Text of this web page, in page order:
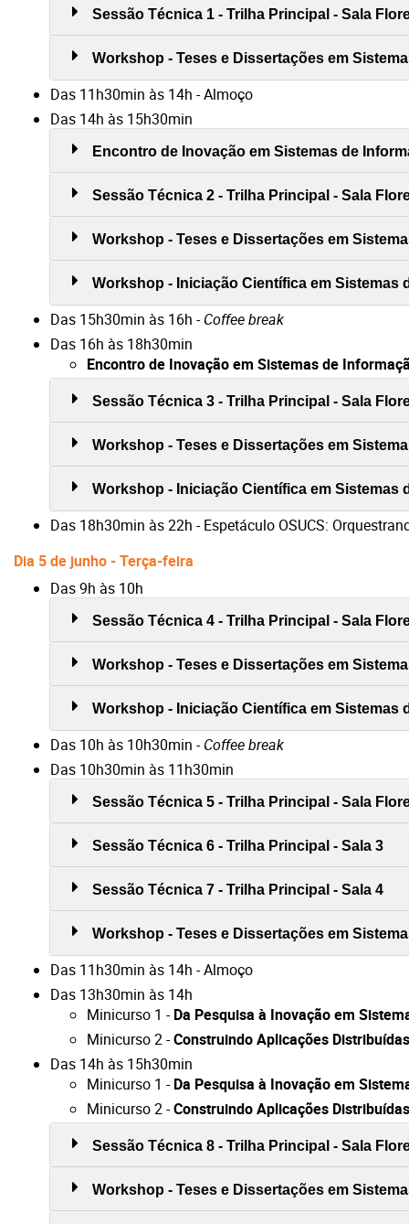
Sessão Técnica 1 - Trilha Principal - Sala
Workshop - Teses e Dissertações em
Das 11h30min às 14h - Almoço
Das 14h às 15h30min
Encontro de Inovação em Sistemas de
Sessão Técnica 2 - Trilha Principal - Sala
Workshop - Teses e Dissertações em
Workshop - Iniciação Científica em Sistemas
Das 15h30min às 16h -Coffee break
Das 16h às 18h30min
Encontro de Inovação em Sistemas de
Sessão Técnica 3 - Trilha Principal - Sala
Workshop - Teses e Dissertações em
Workshop - Iniciação Científica em Sistemas
Das 18h30min às 22h - Espetáculo OSUCS:
Dia 5 de junho - Terça-feira
Das 9h às 10h
Sessão Técnica 4 - Trilha Principal - Sala
Workshop - Teses e Dissertações em
Workshop - Iniciação Científica em Sistemas
Das 10h às 10h30min -Coffee break
Das 10h30min às 11h30min
Sessão Técnica 5 - Trilha Principal - Sala
Sessão Técnica 6 - Trilha Principal - Sala 3
Sessão Técnica 7 - Trilha Principal - Sala 4
Workshop - Teses e Dissertações em
Das 11h30min às 14h - Almoço
Das 13h30min às 14h
Minicurso 1 -Da Pesquisa à Inovação em
Minicurso 2 -Construindo Aplicações
Das 14h às 15h30min
Minicurso 1 -Da Pesquisa à Inovação em
Minicurso 2 -Construindo Aplicações
Sessão Técnica 8 - Trilha Principal - Sala
Workshop - Teses e Dissertações em